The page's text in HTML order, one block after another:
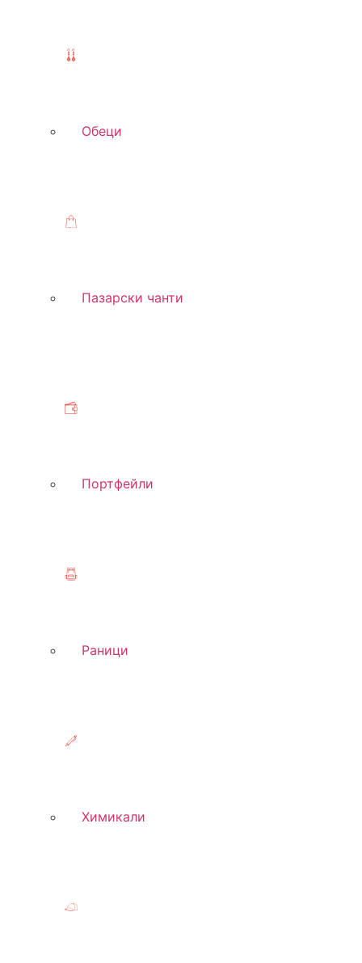
Обеци
Пазарски чанти
Портфейли
Раници
Химикали